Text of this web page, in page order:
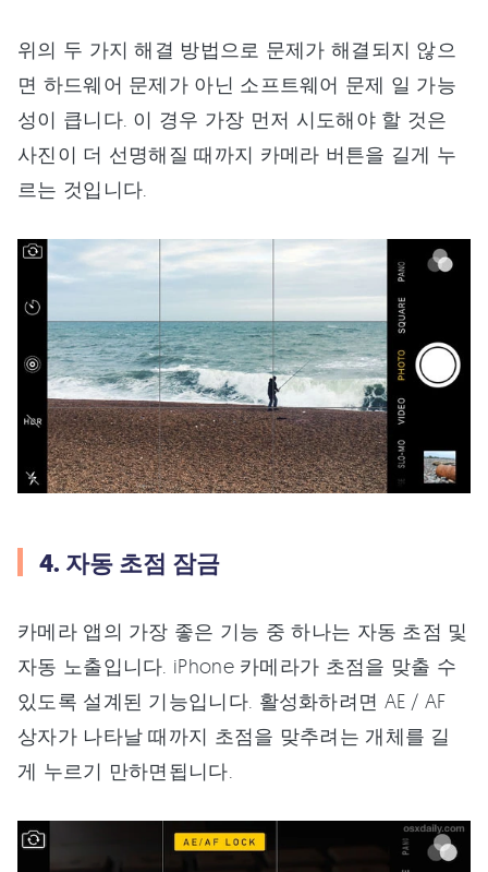
위의 두 가지 해결 방법으로 문제가 해결되지 않으
면 하드웨어 문제가 아닌 소프트웨어 문제 일 가능
성이 큽니다. 이 경우 가장 먼저 시도해야 할 것은
사진이 더 선명해질 때까지 카메라 버튼을 길게 누
르는 것입니다.
4. 자동 초점 잠금
카메라 앱의 가장 좋은 기능 중 하나는 자동 초점 및
자동 노출입니다. iPhone 카메라가 초점을 맞출 수
있도록 설계된 기능입니다. 활성화하려면 AE / AF
상자가 나타날 때까지 초점을 맞추려는 개체를 길
게 누르기 만하면됩니다.